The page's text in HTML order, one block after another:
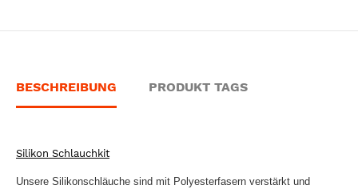
BESCHREIBUNG PRODUKT TAGS
Silikon Schlauchkit
Unsere Silikonschläuche sind mit Polyesterfasern verstärkt und